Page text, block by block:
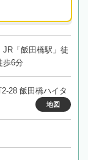
「飯田橋駅」徒
歩6分
28 飯田橋ハイタ
地図